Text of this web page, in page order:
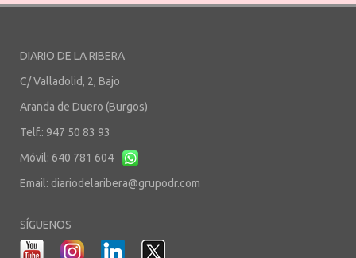
DIARIO DE LA RIBERA
C/ Valladolid, 2, Bajo
Aranda de Duero (Burgos)
Telf.: 947 50 83 93
Móvil: 640 781 604
Email: diariodelaribera@grupodr.com
SÍGUENOS